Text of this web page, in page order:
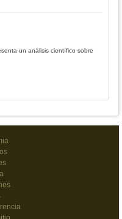
un análisis científico sobre